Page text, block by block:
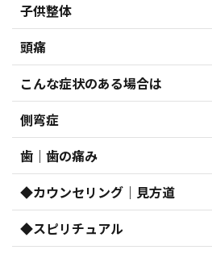
子供整体
頭痛
こんな症状のある場合は
側弯症
歯｜歯の痛み
◆カウンセリング｜見方道
◆スピリチュアル